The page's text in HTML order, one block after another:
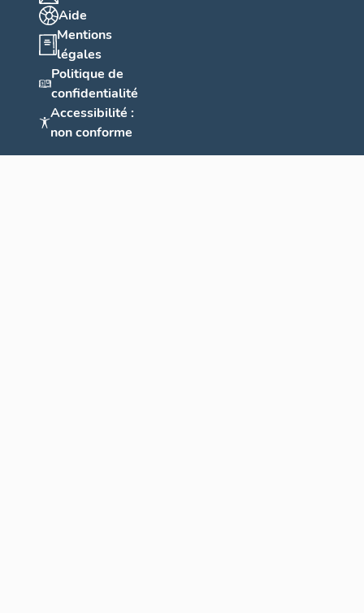
Aide
Mentions
légales
Politique de
confidentialité
Accessibilité :
non conforme